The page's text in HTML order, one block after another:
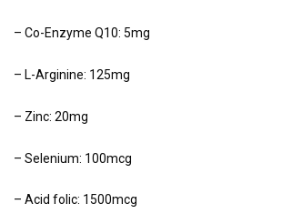
– Co-Enzyme Q10: 5mg
– L-Arginine: 125mg
– Zinc: 20mg
– Selenium: 100mcg
– Acid folic: 1500mcg